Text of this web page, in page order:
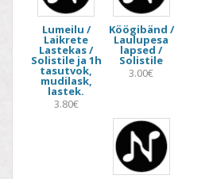
Lumeilu /
Laikrete
Lastekas /
Solistile ja 1h
tasutvok,
mudilask,
lastek.
3.80€
Köögibänd /
Laulupesa
lapsed /
Solistile
3.00€